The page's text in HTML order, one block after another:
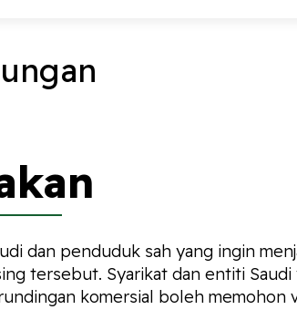
dan penduduk sah yang ingin
tersebut. Syarikat dan entiti
komersial boleh memohon